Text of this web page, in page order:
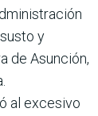
y
de Asunción,
al excesivo